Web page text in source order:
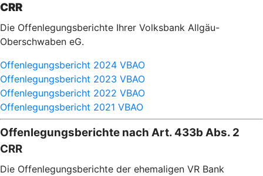
CRR
Die Offenlegungsberichte Ihrer Volksbank Allgäu-
Oberschwaben eG.
Offenlegungsbericht 2024 VBAO
Offenlegungsbericht 2023 VBAO
Offenlegungsbericht 2022 VBAO
Offenlegungsbericht 2021 VBAO
Offenlegungsberichte nach Art. 433b Abs. 2
CRR
Die Offenlegungsberichte der ehemaligen VR Bank